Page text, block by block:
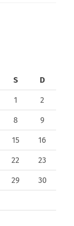
S D
1 2
8 9
15 16
22 23
29 30